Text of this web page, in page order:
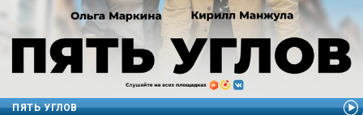
ПЯТЬ УГЛОВ